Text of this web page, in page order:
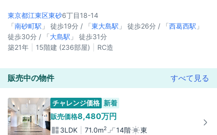
東京都江東区東砂6丁目18-14
「南砂町駅 」 徒歩19分 / 「東大島駅 」 徒歩26分 / 「西葛西駅 」
徒歩30分 / 「大島駅 」 徒歩31分
築21年
15階建 (236部屋) RC造
販売中の物件 すべて見る
チャレンジ価格 新着
販売価格8,480万円
3LDK 71.0m2 14階
東